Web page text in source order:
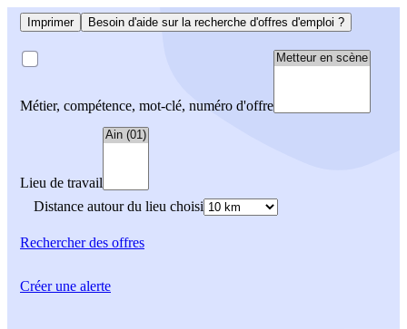
Imprimer Besoin d'aide sur la recherche d'offres d'emploi ?
Métier, compétence, mot-clé, numéro d'offre
Lieu de travail
Distance autour du lieu choisi
Rechercherdes offres
Créer une alerte